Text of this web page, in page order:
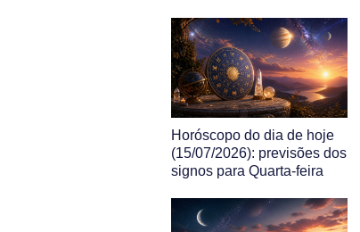
Horóscopo do dia de hoje
(15/07/2026): previsões dos
signos para Quarta-feira